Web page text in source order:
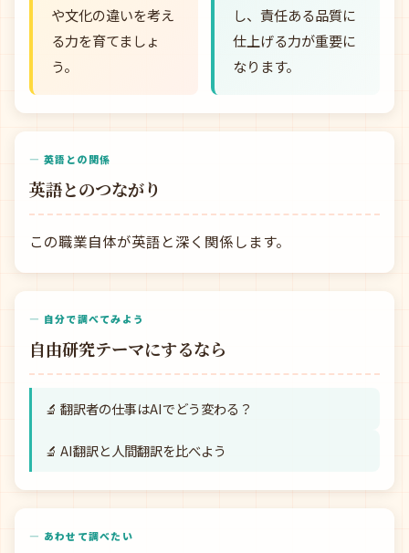
や文化の違いを考え
る力を育てましょ
う。
し、責任ある品質に
仕上げる力が重要に
なります。
— 英語との関係
英語とのつながり
この職業自体が英語と深く関係します。
— 自分で調べてみよう
自由研究テーマにするなら
🔬 翻訳者の仕事はAIでどう変わる？
🔬 AI翻訳と人間翻訳を比べよう
— あわせて調べたい